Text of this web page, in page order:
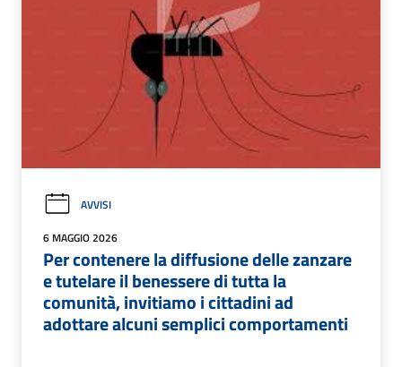
AVVISI
6 MAGGIO 2026
Per contenere la diffusione delle zanzare
e tutelare il benessere di tutta la
comunità, invitiamo i cittadini ad
adottare alcuni semplici comportamenti